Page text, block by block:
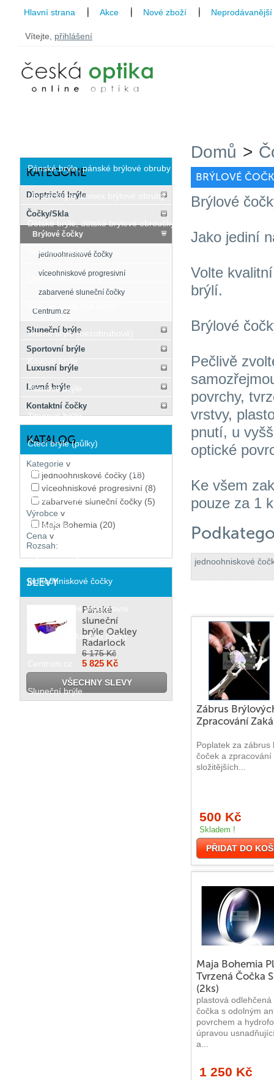
Vítejte, přihlášení
Hlavní strana Akce Nové zboží Neprodávanější
Pánské brýle, pánské brýlové obruby
Unisex brýle, unisex brýlové obruby
Dětské brýle, dětské brýlové obroučky
Sportovní brýle
Celoobrubové brýle
Vrtané brýle (bezobrubové)
Plastové brýle
Titanové brýle
Čtecí brýle (půlky)
Brýlová pouzdra a příslušenství
Pouzdra na brýle
Čočky/Skla
jednoohniskové čočky
víceohniskové progresivní
zabarvené sluneční čočky
Sluneční brýle
KATEGORIE
Dioptrické brýle
Čočky/Skla
Brýlové čočky
jednoohniskové čočky
víceohniskové progresivní
zabarvené sluneční čočky
Centrum.cz
Sluneční brýle
Sportovní brýle
Luxusní brýle
Levné brýle
Kontaktní čočky
KATALOG
Kategorie v
jednoohniskové čočky (18)
víceohniskové progresivní (8)
zabarvené sluneční čočky (5)
Výrobce v
Maja Bohemia (20)
Cena v
Rozsah:
SLEVY
Pánské
sluneční
brýle Oakley
Radarlock
6 175 Kč
5 825 Kč
VŠECHNY SLEVY
Domů >
BRÝLOVÉ
Brýlové
Jako jediní
Volte
brýlí.
Brýlové
Pečlivě
povrchy,
vrstvy,
pnutí, u
optické
Ke všem
pouze za 1
jednoohniskové
Zábrus
Zpracování
Poplatek za zábrus
čoček a zpracování
složitějších...
500 Kč
Skladem !
PŘIDAT DO
Maja Bohemia
Tvrzená Čočka
(2ks)
plastová odlehčená
čočka s odolným
povrchem a
úpravou
a...
1 250 Kč